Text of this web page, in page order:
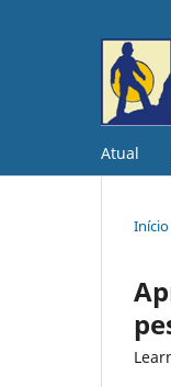
Atual
Início